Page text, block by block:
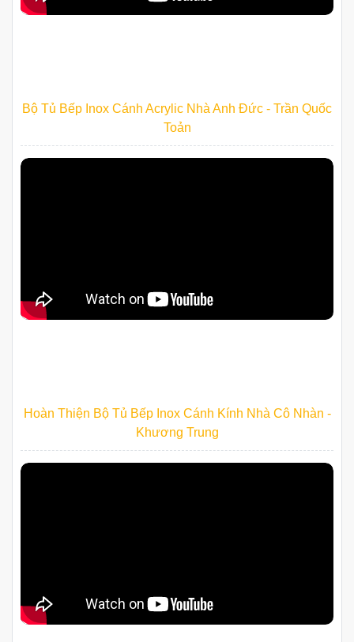
Bộ Tủ Bếp Inox Cánh Acrylic Nhà Anh Đức - Trần Quốc
Toản
Hoàn Thiện Bộ Tủ Bếp Inox Cánh Kính Nhà Cô Nhàn -
Khương Trung